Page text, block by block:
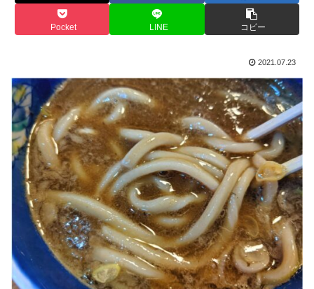
Pocket LINE コピー
2021.07.23